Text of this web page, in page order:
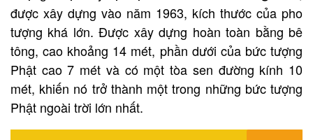
được xây dựng vào năm 1963, kích thước của pho
tượng khá lớn. Được xây dựng hoàn toàn bằng bê
tông, cao khoảng 14 mét, phần dưới của bức tượng
Phật cao 7 mét và có một tòa sen đường kính 10
mét, khiến nó trở thành một trong những bức tượng
Phật ngoài trời lớn nhất.